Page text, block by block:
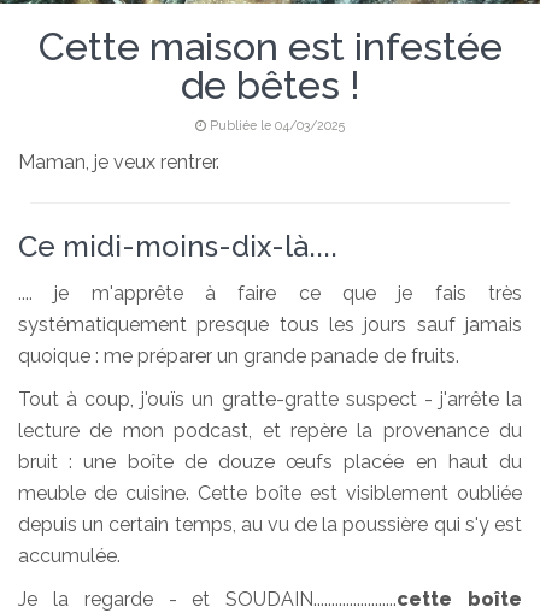
Cette maison est infestée
de bêtes !
Publiée le 04/03/2025
Maman, je veux rentrer.
Ce midi-moins-dix-là....
.... je m'apprête à faire ce que je fais très
systématiquement presque tous les jours sauf jamais
quoique : me préparer un grande panade de fruits.
Tout à coup, j'ouïs un gratte-gratte suspect - j'arrête la
lecture de mon podcast, et repère la provenance du
bruit : une boîte de douze œufs placée en haut du
meuble de cuisine. Cette boîte est visiblement oubliée
depuis un certain temps, au vu de la poussière qui s'y est
accumulée.
Je la regarde - et SOUDAIN.......................cette boîte